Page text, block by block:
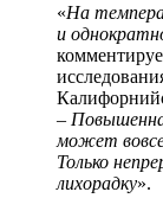
«На
и
–
может
Только
лихорадку».